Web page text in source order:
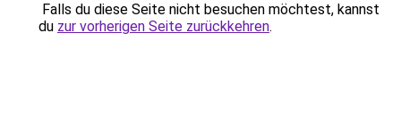
Falls du diese Seite nicht besuchen möchtest, kannst
du zur vorherigen Seite zurückkehren.